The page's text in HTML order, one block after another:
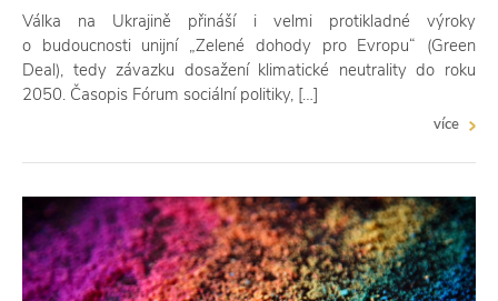
Válka na Ukrajině přináší i velmi protikladné výroky
o budoucnosti unijní „Zelené dohody pro Evropu“ (Green
Deal), tedy závazku dosažení klimatické neutrality do roku
2050. Časopis Fórum sociální politiky, […]
více